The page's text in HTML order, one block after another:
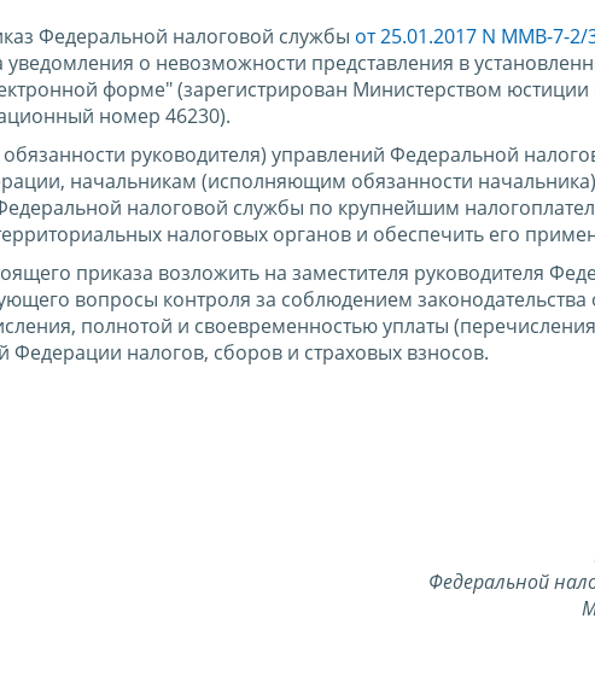
Федеральной налоговой службы от 25.01.2017 N ММВ-7-2/
о невозможности представления в
форме" (зарегистрирован Министерством юстиции
номер 46230).
руководителя) управлений Федеральной
начальникам (исполняющим обязанности начальника)
налоговой службы по крупнейшим
налоговых органов и обеспечить его
приказа возложить на заместителя руководителя
вопросы контроля за соблюдением законодательства
полнотой и своевременностью уплаты
Федерации налогов, сборов и страховых взносов.
Федеральной